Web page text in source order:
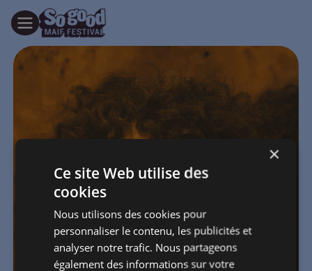
×
Ce site Web utilise des
cookies
Nous utilisons des cookies pour
personnaliser le contenu, les publicités et
analyser notre trafic. Nous partageons
également des informations sur votre